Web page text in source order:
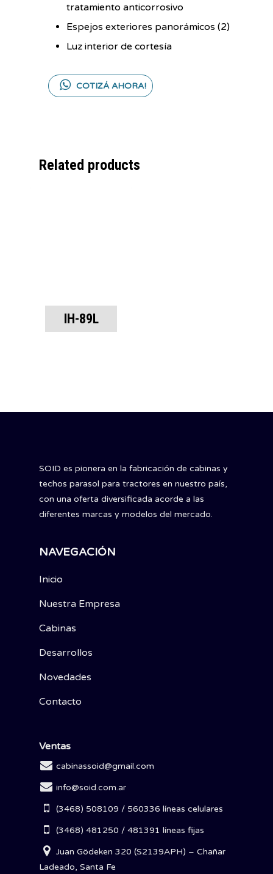
tratamiento anticorrosivo
Espejos exteriores panorámicos (2)
Luz interior de cortesía
COTIZÁ AHORA!
Related products
IH-89L
SOID es pionera en la fabricación de cabinas y
techos parasol para tractores en nuestro país,
con una oferta diversificada acorde a las
diferentes marcas y modelos del mercado.
NAVEGACIÓN
Inicio
Nuestra Empresa
Cabinas
Desarrollos
Novedades
Contacto
Ventas
cabinassoid@gmail.com
info@soid.com.ar
(3468) 508109 / 560336 líneas celulares
(3468) 481250 / 481391 líneas fijas
Juan Gödeken 320 (S2139APH) – Chañar
Ladeado, Santa Fe